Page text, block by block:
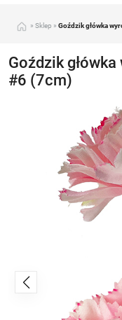
» Sklep » Goździk główka
Goździk
#6 (7cm)